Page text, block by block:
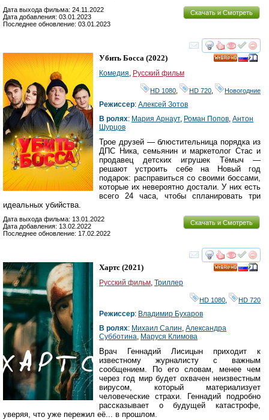
Скачать и Смотреть
Дата выхода фильма: 24.11.2022
Дата добавления: 03.01.2023
Последнее обновление: 03.01.2023
смотреть
Убить Босса (2022)
Комедия Русский фильм
HD 1080 HD 720 Новогодние
Режиссер: Алексей Зотов
В ролях: Мария Арнаут, Роман Попов Антон
Шурцов
Трое друзей — блюстительница порядка из
ДПС Ника, семьянин и маркетолог Стас и
продавец детских игрушек Тёмыч —
решают устроить себе на Новый год
подарок: расправиться со своими боссами,
которые их невероятно достали. У них есть
всего 24 часа, чтобы спланировать три
идеальных убийства.
Скачать и Смотреть
Дата выхода фильма: 13.01.2022
Дата добавления: 13.02.2022
Последнее обновление: 17.02.2022
смотреть
Хартс (2021)
Русский фильм, Триллер
HD 1080 HD 720
Режиссер: Владимир Бухаров
В ролях: Михаил Салин, Александра
Субботина, Маруся Климова
Врач Геннадий Лисицын приходит к
известному журналисту с важным
сообщением. По его словам, менее чем
через год мир будет охвачен неизвестным
вирусом, который материализует
человеческие страхи. Геннадий подробно
рассказывает о будущей катастрофе,
уверяя, что уже пережил её... в прошлом.